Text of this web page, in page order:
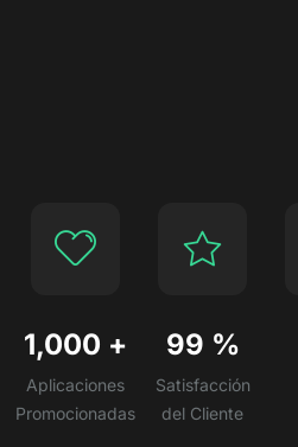
1,000 +
Aplicaciones
Promocionadas
99 %
Satisfacción
del Cliente